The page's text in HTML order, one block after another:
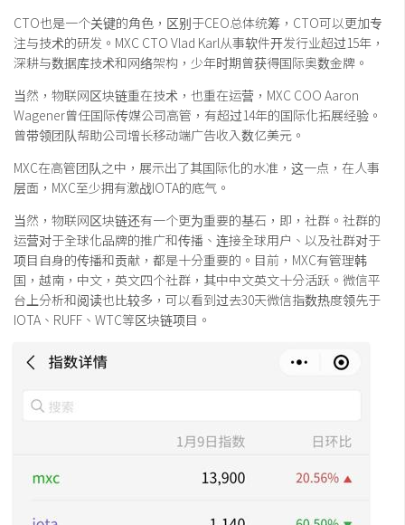
CTO也是一个关键的角色，区别于CEO总体统筹，CTO可以更加专
注与技术的研发。MXC CTO Vlad Karl从事软件开发行业超过15年，
深耕与数据库技术和网络架构，少年时期曾获得国际奥数金牌。
当然，物联网区块链重在技术，也重在运营，MXC COO Aaron
Wagener曾任国际传媒公司高管，有超过14年的国际化拓展经验。
曾带领团队帮助公司增长移动端广告收入数亿美元。
MXC在高管团队之中，展示出了其国际化的水准，这一点，在人事
层面，MXC至少拥有激战IOTA的底气。
当然，物联网区块链还有一个更为重要的基石，即，社群。社群的
运营对于全球化品牌的推广和传播、连接全球用户、以及社群对于
项目自身的传播和贡献，都是十分重要的。目前，MXC有管理韩
国，越南，中文，英文四个社群，其中中文英文十分活跃。微信平
台上分析和阅读也比较多，可以看到过去30天微信指数热度领先于
IOTA、RUFF、WTC等区块链项目。